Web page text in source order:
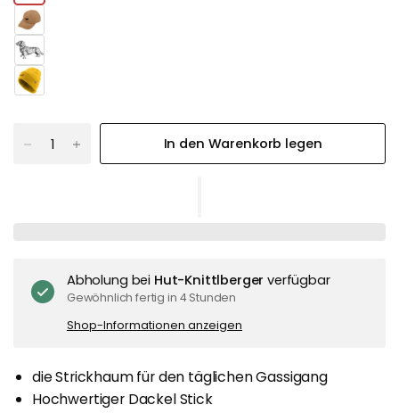
In den Warenkorb legen
Abholung bei Hut-Knittlberger verfügbar
Gewöhnlich fertig in 4 Stunden
Shop-Informationen anzeigen
die Strickhaum für den täglichen Gassigang
Hochwertiger Dackel Stick